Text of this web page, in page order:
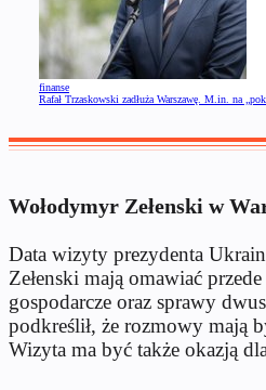
finanse
Rafał Trzaskowski zadłuża Warszawę. M.in. na
Wołodymyr Zełenski w
Data wizyty prezydenta
Zełenski mają omawiać
gospodarcze oraz sprawy
podkreślił, że rozmowy mają
Wizyta ma być także okazją